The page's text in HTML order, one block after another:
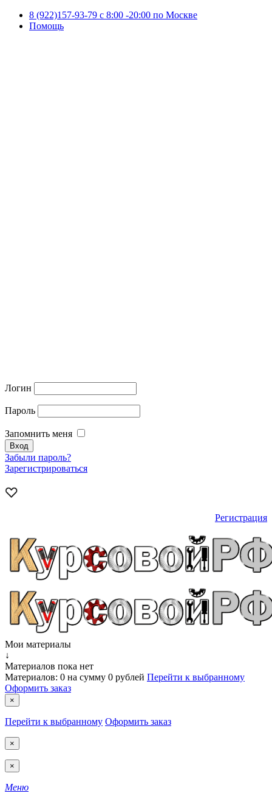
8 (922)157-93-79 c 8:00 -20:00 по Москве
Помощь
Логин
Пароль
Запомнить меня
Забыли пароль?
Зарегистрироваться
Регистрация
Мои материалы
↓
Материалов пока нет
Материалов: 0 на сумму 0 рублей Перейти к выбранному
Оформить заказ
×
Перейти к выбранному Оформить заказ
×
×
Меню